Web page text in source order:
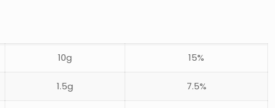
10g 15%
1.5g 7.5%